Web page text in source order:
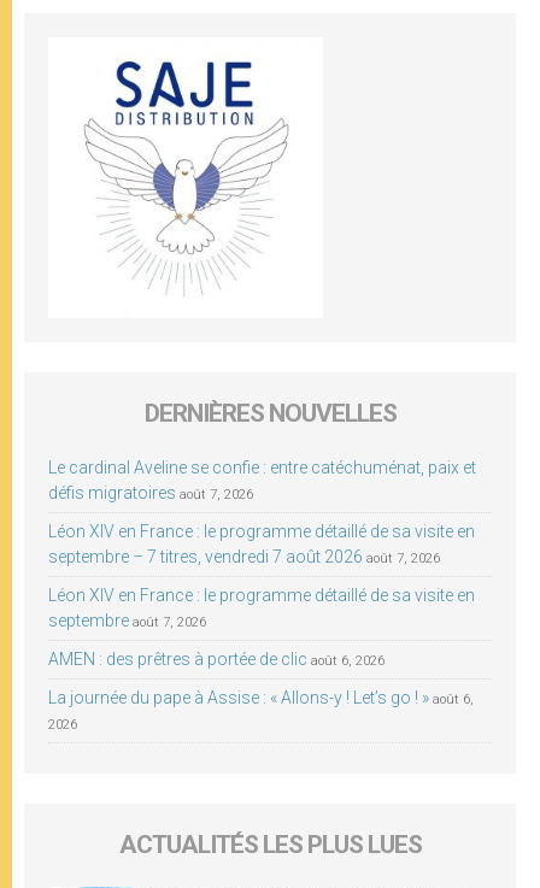
DERNIÈRES NOUVELLES
Le cardinal Aveline se confie : entre catéchuménat, paix et
défis migratoires août 7, 2026
Léon XIV en France : le programme détaillé de sa visite en
septembre – 7 titres, vendredi 7 août 2026 août 7, 2026
Léon XIV en France : le programme détaillé de sa visite en
septembre août 7, 2026
AMEN : des prêtres à portée de clic août 6, 2026
La journée du pape à Assise : « Allons-y ! Let’s go ! » août 6,
2026
ACTUALITÉS LES PLUS LUES